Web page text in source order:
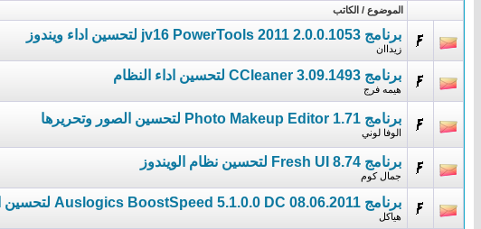
الموضوع / الكاتب
برنامج jv16 PowerTools 2011 2.0.0.1053 لتحسين اداء ويندوز
زيداان
برنامج CCleaner 3.09.1493 لتحسين اداء النظام
هيمه فرج
برنامج Photo Makeup Editor 1.71 لتحسين الصور وتحريرها
الوفا لوني
برنامج Fresh UI 8.74 لتحسين نظام الويندوز
جمال كوم
برنامج Auslogics BoostSpeed 5.1.0.0 DC 08.06.2011 لتحسين اداء جهازك وسرعته
هياكل